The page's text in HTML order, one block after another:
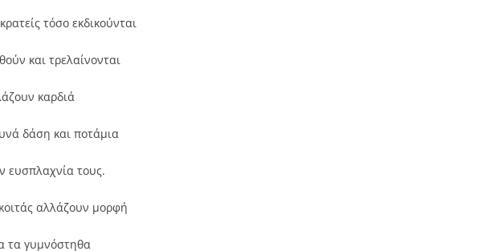
τόσο εκδικούνται
και τρελαίνονται
καρδιά
δάση και ποτάμια
ευσπλαχνία τους.
αλλάζουν μορφή
τα γυμνόστηθα